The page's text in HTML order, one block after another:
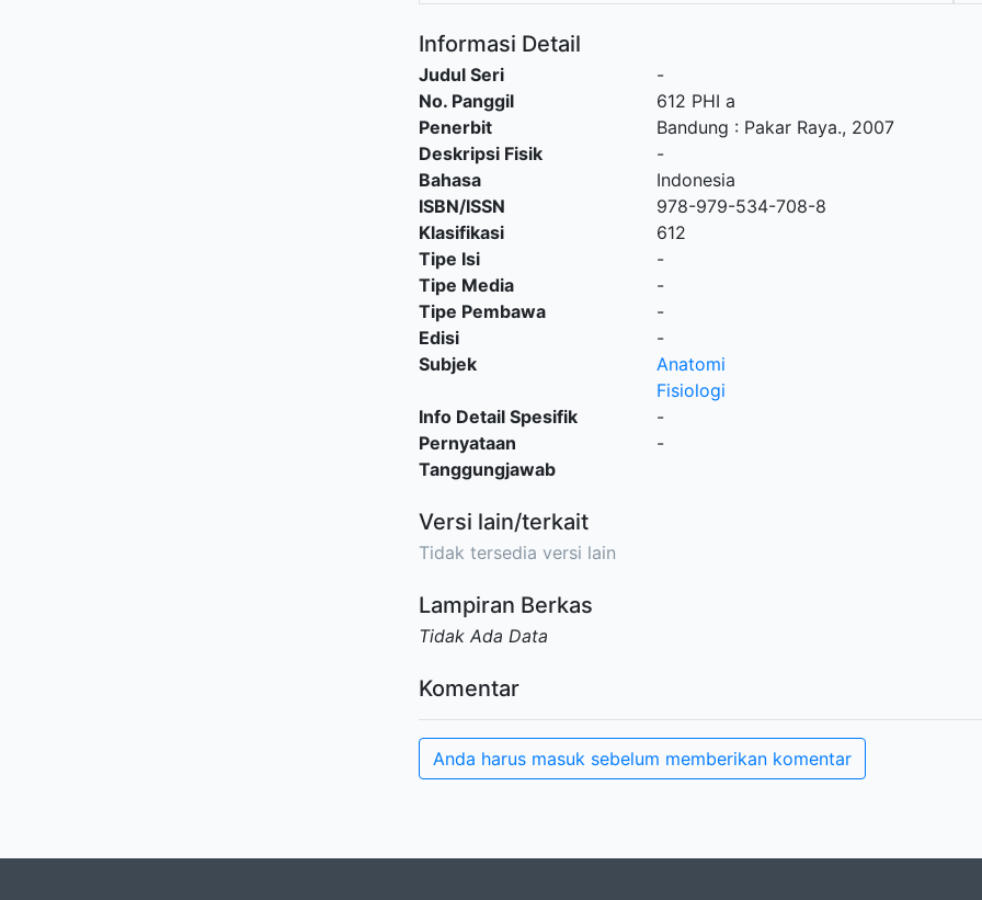
Informasi Detail
Judul Seri
-
No. Panggil
612 PHI a
Penerbit
Bandung : Pakar Raya., 2007
Deskripsi Fisik
-
Bahasa
Indonesia
ISBN/ISSN
978-979-534-708-8
Klasifikasi
612
Tipe Isi
-
Tipe Media
-
Tipe Pembawa
-
Edisi
-
Subjek
Anatomi
Fisiologi
Info Detail Spesifik
-
Pernyataan
Tanggungjawab
-
Versi lain/terkait
Tidak tersedia versi lain
Lampiran Berkas
Tidak Ada Data
Komentar
Anda harus masuk sebelum memberikan komentar